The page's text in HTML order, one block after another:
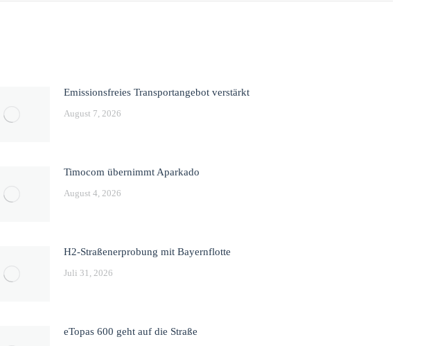
Emissionsfreies Transportangebot verstärkt
August 7, 2026
Timocom übernimmt Aparkado
August 4, 2026
H2-Straßenerprobung mit Bayernflotte
Juli 31, 2026
eTopas 600 geht auf die Straße